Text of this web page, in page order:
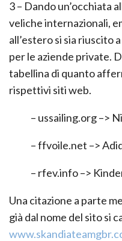
3 – Dando un’occhiata
veliche internazionali,
all’estero si sia riuscito
per le aziende private.
tabellina di quanto
rispettivi siti web.
– ussailing.org –>
– ffvoile.net –>
– rfev.info –> Kinder
Una citazione a parte
già dal nome del sito si